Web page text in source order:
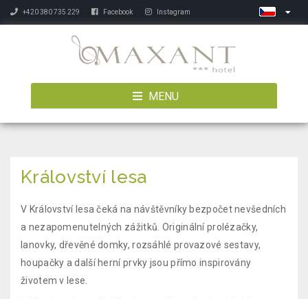
+420 380 735 229 Facebook Instagram
MENU
Království lesa
V Království lesa čeká na návštěvníky bezpočet nevšedních
a nezapomenutelných zážitků. Originální prolézačky,
lanovky, dřevěné domky, rozsáhlé provazové sestavy,
houpačky a další herní prvky jsou přímo inspirovány
životem v lese.